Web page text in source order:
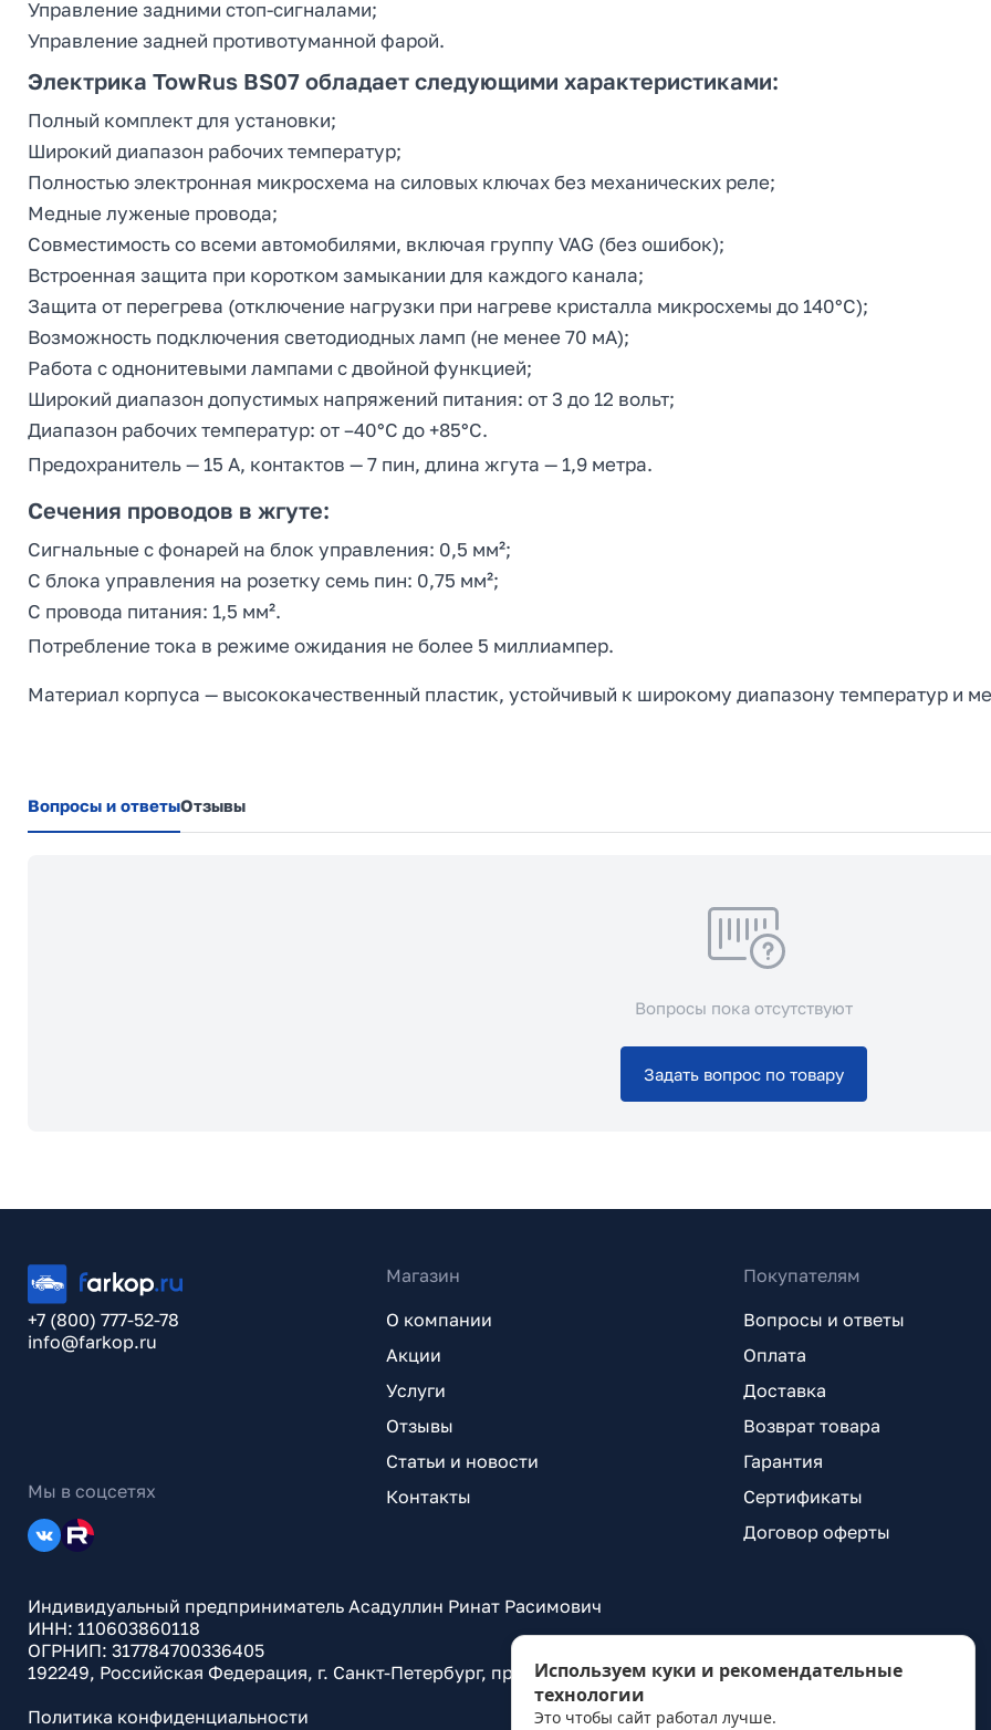
Управление задними стоп-сигналами;
Управление задней противотуманной фарой.
Электрика TowRus BS07 обладает следующими характеристиками:
Полный комплект для установки;
Широкий диапазон рабочих температур;
Полностью электронная микросхема на силовых ключах без механических реле;
Медные луженые провода;
Совместимость со всеми автомобилями, включая группу VAG (без ошибок);
Встроенная защита при коротком замыкании для каждого канала;
Защита от перегрева (отключение нагрузки при нагреве кристалла микросхемы до 140°C);
Возможность подключения светодиодных ламп (не менее 70 мА);
Работа с однонитевыми лампами с двойной функцией;
Широкий диапазон допустимых напряжений питания: от 3 до 12 вольт;
Диапазон рабочих температур: от –40°C до +85°C.
Предохранитель — 15 А, контактов — 7 пин, длина жгута — 1,9 метра.
Сечения проводов в жгуте:
Сигнальные с фонарей на блок управления: 0,5 мм²;
С блока управления на розетку семь пин: 0,75 мм²;
С провода питания: 1,5 мм².
Потребление тока в режиме ожидания не более 5 миллиампер.
Материал корпуса — высококачественный пластик, устойчивый к широкому диапазону температур и
Вопросы и ответыОтзывы
Вопросы пока отсутствуют
Задать вопрос по товару
+7 (800) 777-52-78
info@farkop.ru
Мы в соцсетях
Магазин
О компании
Акции
Услуги
Отзывы
Статьи и новости
Контакты
Покупателям
Вопросы и ответы
Оплата
Доставка
Возврат товара
Гарантия
Сертификаты
Договор оферты
Индивидуальный предприниматель Асадуллин Ринат Расимович
ИНН: 110603860118
ОГРНИП: 317784700336405
192249, Российская Федерация, г. Санкт-Петербург, проспект Александровской Фермы, д. 29, лит. ВГ
Политика конфиденциальности
Используем куки и рекомендательные
технологии
Это чтобы сайт работал лучше.